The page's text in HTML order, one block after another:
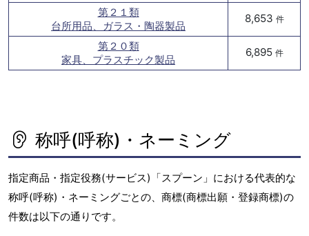
第２１類
台所用品、ガラス・陶器製品
8,653 件
第２０類
家具、プラスチック製品
6,895 件
称呼(呼称)・ネーミング
指定商品・指定役務(サービス)「スプーン」における代表的な
称呼(呼称)・ネーミングごとの、商標(商標出願・登録商標)の
件数は以下の通りです。